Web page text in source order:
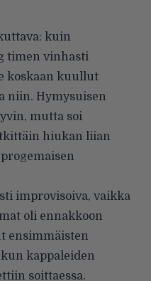
kuin
timen vinhasti
koskaan kuullut
niin. Hymysuisen
mutta soi
hiukan liian
improvisoiva, vaikka
oli ennakkoon
ensimmäisten
kappaleiden
soittaessa.